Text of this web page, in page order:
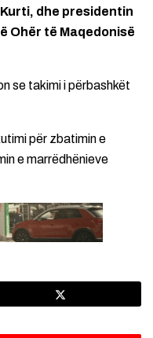
dhe presidentin
Ohër të Maqedonisë
se takimi i përbashkët
për zbatimin e
e marrëdhënieve